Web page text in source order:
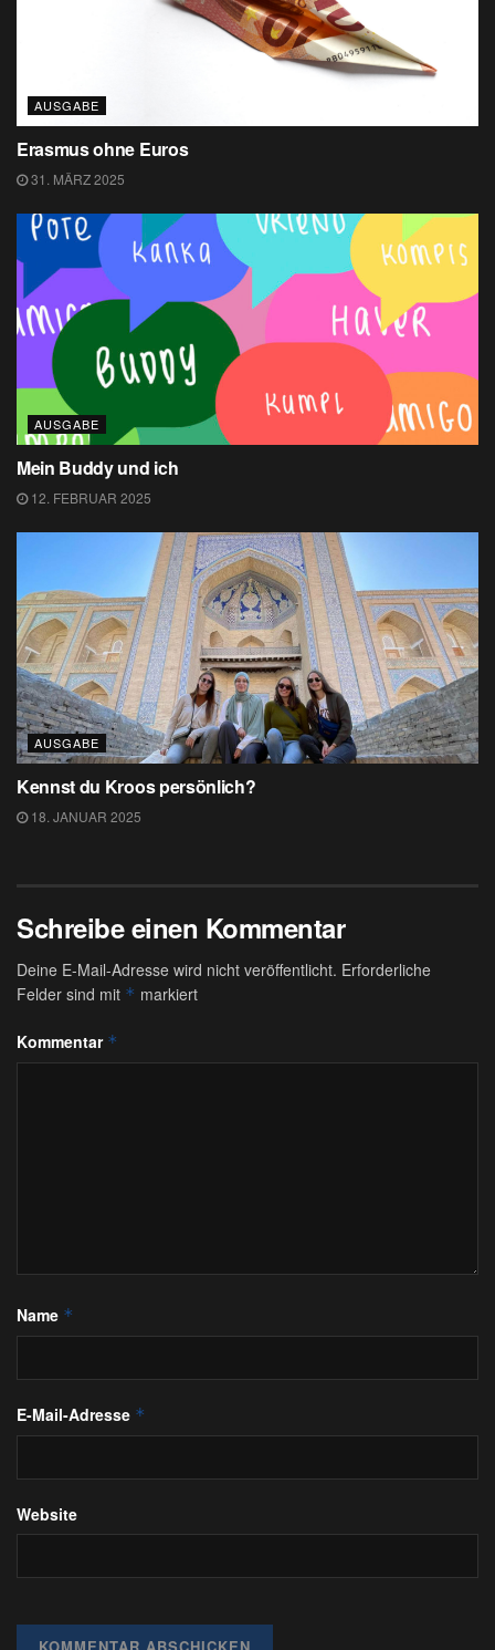
AUSGABE
Erasmus ohne Euros
31. MÄRZ 2025
AUSGABE
Mein Buddy und ich
12. FEBRUAR 2025
AUSGABE
Kennst du Kroos persönlich?
18. JANUAR 2025
Schreibe einen Kommentar
Deine E-Mail-Adresse wird nicht veröffentlicht. Erforderliche
Felder sind mit * markiert
Kommentar *
Name *
E-Mail-Adresse *
Website